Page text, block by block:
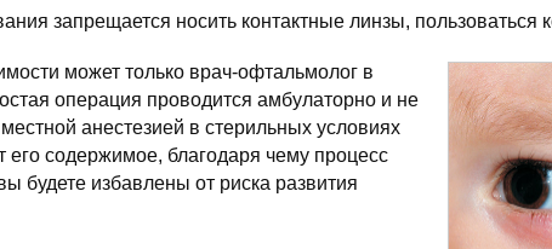
запрещается носить контактные линзы, пользоваться
может только врач-офтальмолог в
операция проводится амбулаторно и не
анестезией в стерильных условиях
его содержимое, благодаря чему процесс
будете избавлены от риска развития